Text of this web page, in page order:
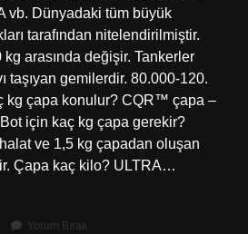
vb. Dünyadaki tüm büyük
tarafından nitelendirilmiştir.
kg arasında değişir. Tankerler
taşıyan gemilerdir. 80.000-120.
kg çapa konulur? CQR™ çapa –
için kaç kg çapa gerekir?
ve 1,5 kg çapadan oluşan
Çapa kaç kilo? ULTRA…
Yorum Bırak